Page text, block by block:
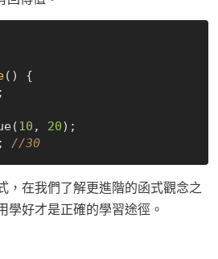
( ) {
10 , 20
//30
，在我們了解更進階的函式觀念之
學好才是正確的學習途徑。